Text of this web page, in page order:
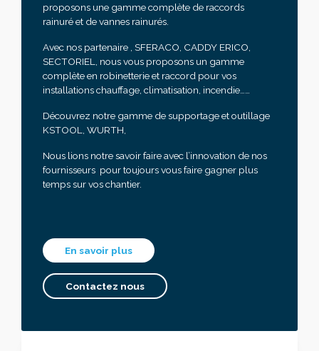
proposons une gamme complète de raccords
rainuré et de vannes rainurés.
Avec nos partenaire , SFERACO, CADDY ERICO,
SECTORIEL, nous vous proposons un gamme
complète en robinetterie et raccord pour vos
installations chauffage, climatisation, incendie……
Découvrez notre gamme de supportage et outillage
KSTOOL, WURTH,
Nous lions notre savoir faire avec l’innovation de nos
fournisseurs pour toujours vous faire gagner plus
temps sur vos chantier.
En savoir plus
Contactez nous